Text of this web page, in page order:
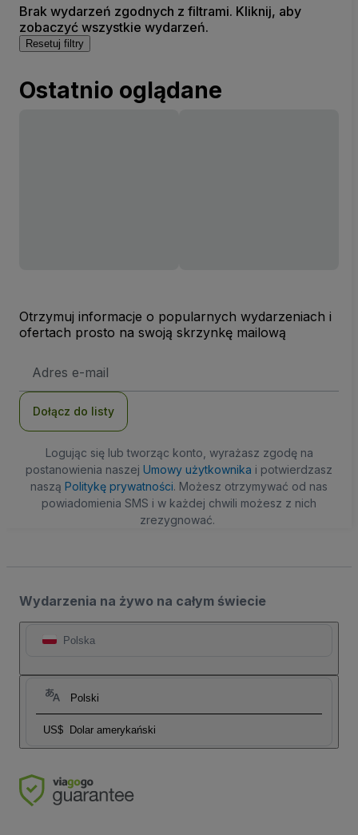
Brak wydarzeń zgodnych z filtrami. Kliknij, aby
zobaczyć wszystkie wydarzeń.
Resetuj filtry
Ostatnio oglądane
Otrzymuj informacje o popularnych wydarzeniach i
ofertach prosto na swoją skrzynkę mailową
e-
Dołącz do listy
Logując się lub tworząc konto, wyrażasz zgodę na
postanowienia naszej Umowy użytkownika i potwierdzasz
naszą Politykę prywatności. Możesz otrzymywać od nas
powiadomienia SMS i w każdej chwili możesz z nich
zrezygnować.
Wydarzenia na żywo na całym świecie
Polska
Polski
US$ Dolar amerykański